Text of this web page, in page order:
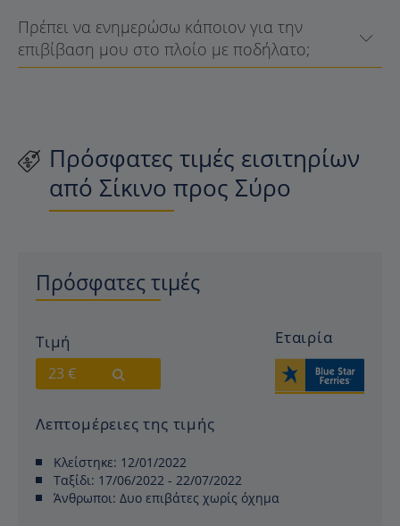
Πρέπει να ενημερώσω κάποιον για την
επιβίβαση μου στο πλοίο με ποδήλατο;
Πρόσφατες τιμές εισιτηρίων
από Σίκινο προς Σύρο
Πρόσφατες τιμές
Τιμή
23 €
Εταιρία
Λεπτομέρειες της τιμής
Κλείστηκε: 12/01/2022
Ταξίδι: 17/06/2022 - 22/07/2022
Άνθρωποι: Δυο επιβάτες χωρίς όχημα